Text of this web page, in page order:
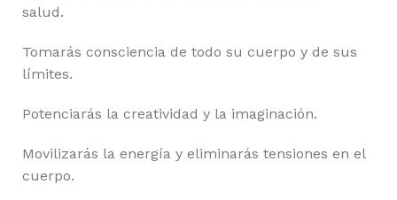
salud.
Tomarás consciencia de todo su cuerpo y de sus
límites.
Potenciarás la creatividad y la imaginación.
Movilizarás la energía y eliminarás tensiones en el
cuerpo.